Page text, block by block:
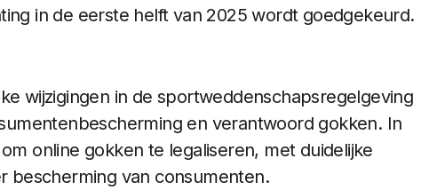
in de eerste helft van 2025 wordt goedgekeurd.
wijzigingen in de sportweddenschapsregelgeving
en verantwoord gokken. In
online gokken te legaliseren, met duidelijke
bescherming van consumenten.